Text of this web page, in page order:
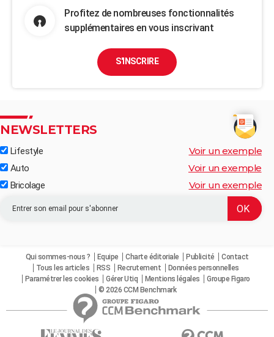
Profitez de nombreuses fonctionnalités
supplémentaires en vous inscrivant
S'INSCRIRE
NEWSLETTERS
Lifestyle Voir un exemple
Auto Voir un exemple
Bricolage Voir un exemple
Qui sommes-nous ? Equipe Charte éditoriale Publicité
Contact
Tous les articles
RSS Recrutement
Données personnelles
Paramétrer les cookies
Gérer Utiq Mentions légales
Groupe Figaro
© 2026 CCM Benchmark